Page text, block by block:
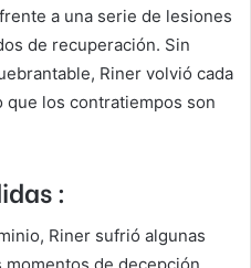
a una serie de lesiones
de recuperación. Sin
Riner volvió cada
los contratiempos son
:
Riner sufrió algunas